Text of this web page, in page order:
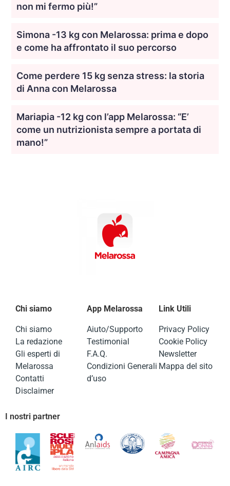
non mi fermo più!”
Simona -13 kg con Melarossa: prima e dopo
e come ha affrontato il suo percorso
Come perdere 15 kg senza stress: la storia
di Anna con Melarossa
Mariapia -12 kg con l’app Melarossa: “E’
come un nutrizionista sempre a portata di
mano!”
Chi siamo
Chi siamo
La redazione
Gli esperti di
Melarossa
Contatti
Disclaimer
App Melarossa
Aiuto/Supporto
Testimonial
F.A.Q.
Condizioni Generali
d’uso
Link Utili
Privacy Policy
Cookie Policy
Newsletter
Mappa del sito
I nostri partner